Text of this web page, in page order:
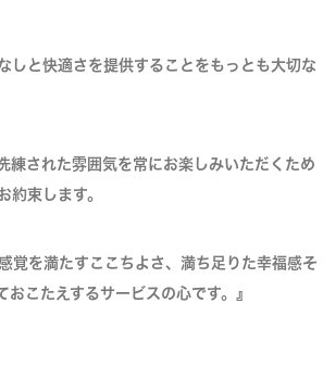
しと快適さを提供することをもっとも大切な
練された雰囲気を常にお楽しみいただくため
約束します。
覚を満たすここちよさ、満ち足りた幸福感そ
こたえするサービスの心です。』